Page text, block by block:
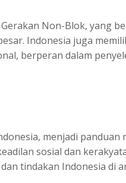
Non-Blok, yang
Indonesia juga
berperan dalam
menjadi
sosial dan
tindakan Indonesia di